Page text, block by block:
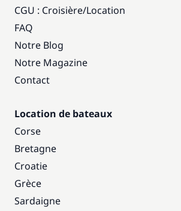
CGU : Croisière/Location
FAQ
Notre Blog
Notre Magazine
Contact
Location de bateaux
Corse
Bretagne
Croatie
Grèce
Sardaigne